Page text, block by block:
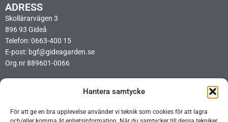
Hantera samtycke
För att ge en bra upplevelse använder vi teknik som cookies för att lagra
ADRESS
Skollärarvägen 3
896 93 Gideå
Telefon: 0663-400 15
E-post: bgf@gideagarden.se
Org.nr 889601-0066
Ideellt arbetsschema BIO